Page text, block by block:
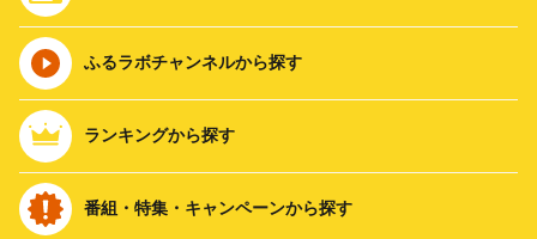
ふるラボチャンネルから探す
ランキングから探す
番組・特集・キャンペーンから探す